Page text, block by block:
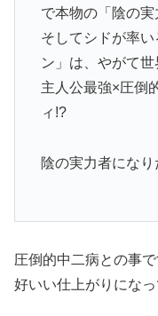
で本物の「陰の実
そしてシドが率
ン」は、やがて
主人公最強×圧倒
ィ!?
陰の実力者にな
圧倒的中二病との事
好いい仕上がりになっ